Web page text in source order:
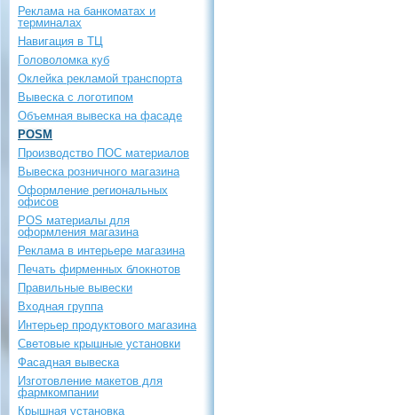
Реклама на банкоматах и
терминалах
Навигация в ТЦ
Головоломка куб
Оклейка рекламой транспорта
Вывеска с логотипом
Объемная вывеска на фасаде
POSM
Производство ПОС материалов
Вывеска розничного магазина
Оформление региональных
офисов
POS материалы для
оформления магазина
Реклама в интерьере магазина
Печать фирменных блокнотов
Правильные вывески
Входная группа
Интерьер продуктового магазина
Световые крышные установки
Фасадная вывеска
Изготовление макетов для
фармкомпании
Крышная установка